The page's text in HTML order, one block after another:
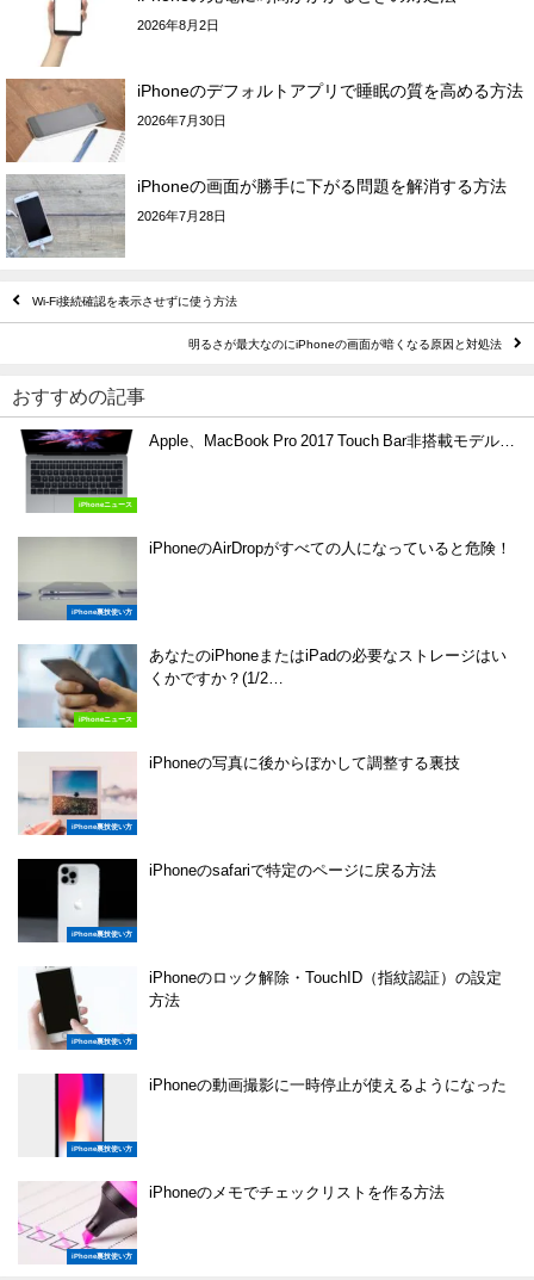
2026年8月2日
iPhoneのデフォルトアプリで睡眠の質を高める方法
2026年7月30日
iPhoneの画面が勝手に下がる問題を解消する方法
2026年7月28日
Wi-Fi接続確認を表示させずに使う方法
明るさが最大なのにiPhoneの画面が暗くなる原因と対処法
おすすめの記事
iPhoneニュース
Apple、MacBook Pro 2017 Touch Bar非搭載モデル…
iPhone裏技使い方
iPhoneのAirDropがすべての人になっていると危険！
iPhoneニュース
あなたのiPhoneまたはiPadの必要なストレージはい
くかですか？(1/2…
iPhone裏技使い方
iPhoneの写真に後からぼかして調整する裏技
iPhone裏技使い方
iPhoneのsafariで特定のページに戻る方法
iPhone裏技使い方
iPhoneのロック解除・TouchID（指紋認証）の設定
方法
iPhone裏技使い方
iPhoneの動画撮影に一時停止が使えるようになった
iPhone裏技使い方
iPhoneのメモでチェックリストを作る方法